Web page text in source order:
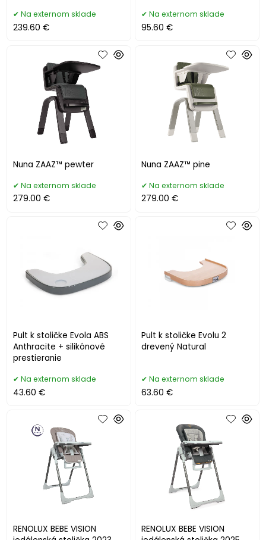
Na externom sklade
239.60 €
Na externom sklade
95.60 €
Nuna ZAAZ™ pewter
Na externom sklade
279.00 €
Nuna ZAAZ™ pine
Na externom sklade
279.00 €
Pult k stoličke Evola ABS
Anthracite + silikónové
prestieranie
Na externom sklade
43.60 €
Pult k stoličke Evolu 2
drevený Natural
Na externom sklade
63.60 €
RENOLUX BEBE VISION
RENOLUX BEBE VISION